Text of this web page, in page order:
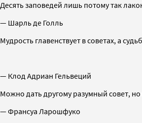
Десять заповедей лишь потому так
— Шарль де Голль
Мудрость главенствует в советах, а
— Клод Адриан Гельвеций
Можно дать другому разумный совет,
— Франсуа Ларошфуко